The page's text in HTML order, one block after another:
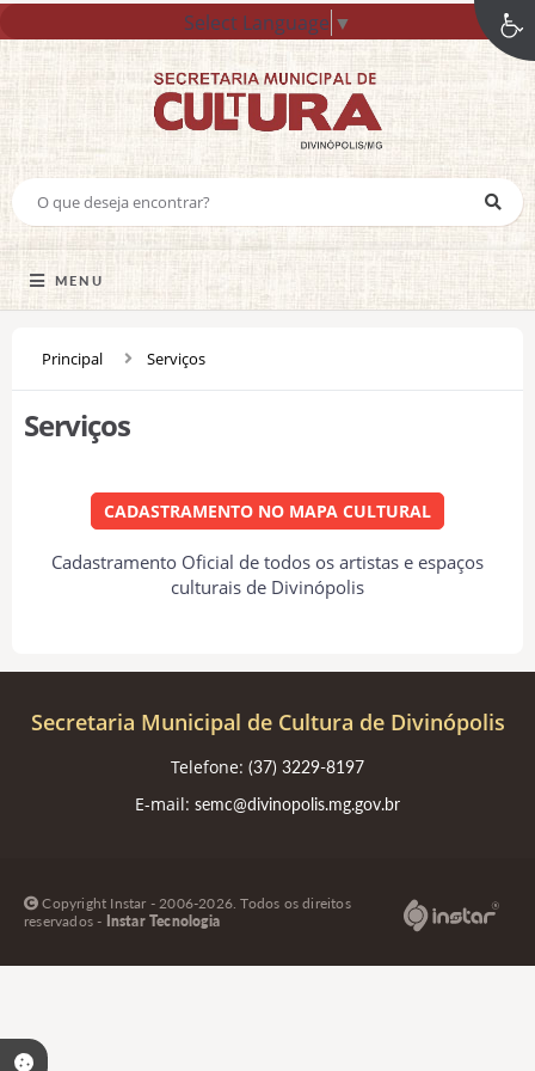
Select Language ▼
MENU
Principal Serviços
Serviços
CADASTRAMENTO NO MAPA CULTURAL
Cadastramento Oficial de todos os artistas e espaços
culturais de Divinópolis
Secretaria Municipal de Cultura de Divinópolis
Telefone: (37) 3229-8197
E-mail: semc@divinopolis.mg.gov.br
Copyright Instar - 2006-2026. Todos os direitos
reservados - Instar Tecnologia